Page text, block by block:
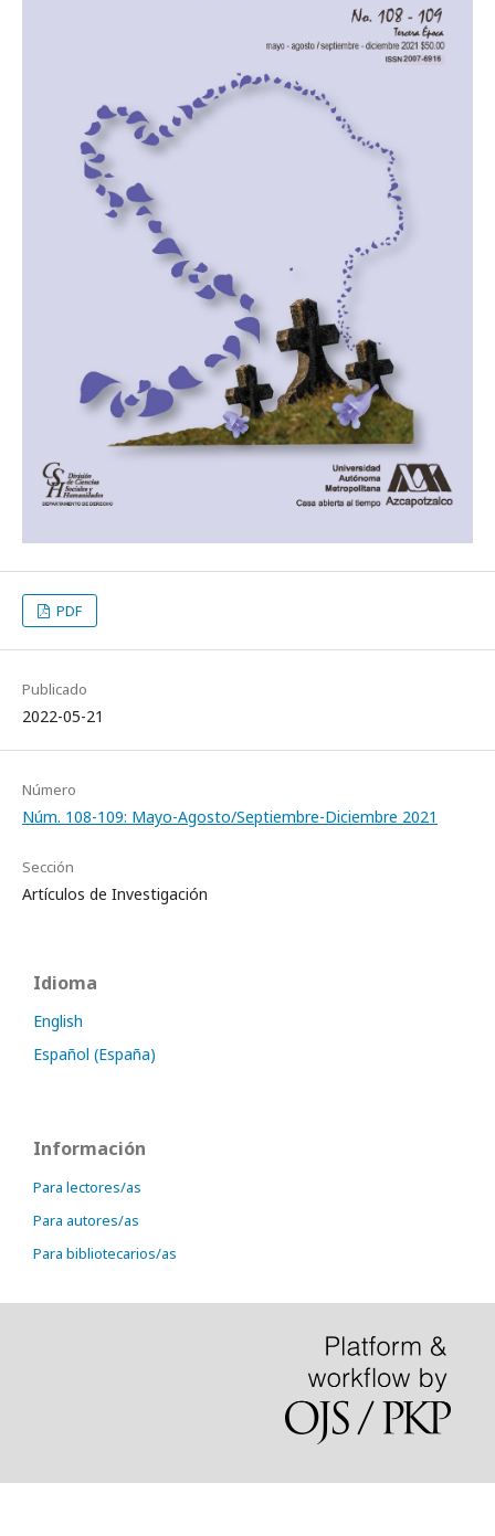
PDF
Publicado
2022-05-21
Número
Núm. 108-109: Mayo-Agosto/Septiembre-Diciembre 2021
Sección
Artículos de Investigación
Idioma
English
Español (España)
Información
Para lectores/as
Para autores/as
Para bibliotecarios/as